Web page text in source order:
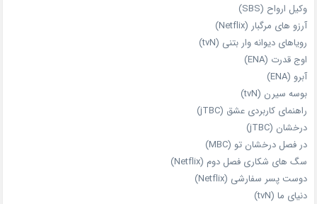
وکیل ارواح (SBS)
آرزو های مرگبار (Netflix)
رویاهای دیوانه‌ وار بتنی (tvN)
اوج قدرت (ENA)
آبرو (ENA)
بوسه سیرن (tvN)
راهنمای کاربردی عشق (jTBC)
درخشان (jTBC)
در فصل درخشان تو (MBC)
سگ های شکاری فصل دوم (Netflix)
دوست‌ پسر سفارشی (Netflix)
دنیای ما (tvN)